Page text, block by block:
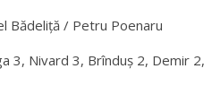
Bădeliță / Petru Poenaru
3, Nivard 3, Brînduș 2, Demir 2,